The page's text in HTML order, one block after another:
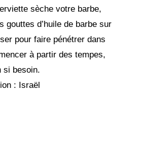
sèche votre barbe,
gouttes d’huile de barbe sur
pour faire pénétrer dans
à partir des tempes,
si besoin.
: Israël